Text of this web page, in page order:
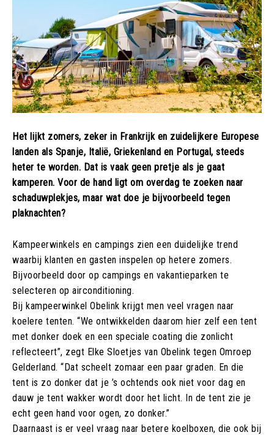
Het lijkt zomers, zeker in Frankrijk en zuidelijkere Europese
landen als Spanje, Italië, Griekenland en Portugal, steeds
heter te worden. Dat is vaak geen pretje als je gaat
kamperen. Voor de hand ligt om overdag te zoeken naar
schaduwplekjes, maar wat doe je bijvoorbeeld tegen
plaknachten?
Kampeerwinkels en campings zien een duidelijke trend
waarbij klanten en gasten inspelen op hetere zomers.
Bijvoorbeeld door op campings en vakantieparken te
selecteren op airconditioning.
Bij kampeerwinkel Obelink krijgt men veel vragen naar
koelere tenten. “We ontwikkelden daarom hier zelf een tent
met donker doek en een speciale coating die zonlicht
reflecteert”, zegt Elke Sloetjes van Obelink tegen Omroep
Gelderland. “Dat scheelt zomaar een paar graden. En die
tent is zo donker dat je ’s ochtends ook niet voor dag en
dauw je tent wakker wordt door het licht. In de tent zie je
echt geen hand voor ogen, zo donker.”
Daarnaast is er veel vraag naar betere koelboxen, die ook bij